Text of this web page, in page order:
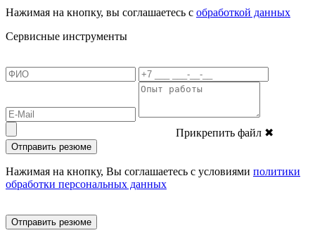
Нажимая на кнопку, вы соглашаетесь с обработкой данных
Сервисные инструменты
Прикрепить файл ✖
Отправить резюме
Нажимая на кнопку, Вы соглашаетесь с условиями политики
обработки персональных данных
Отправить резюме